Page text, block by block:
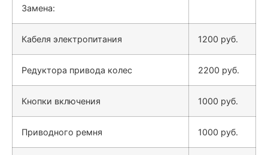
Замена:
Кабеля электропитания 1200 руб.
Редуктора привода колес 2200 руб.
Кнопки включения 1000 руб.
Приводного ремня 1000 руб.